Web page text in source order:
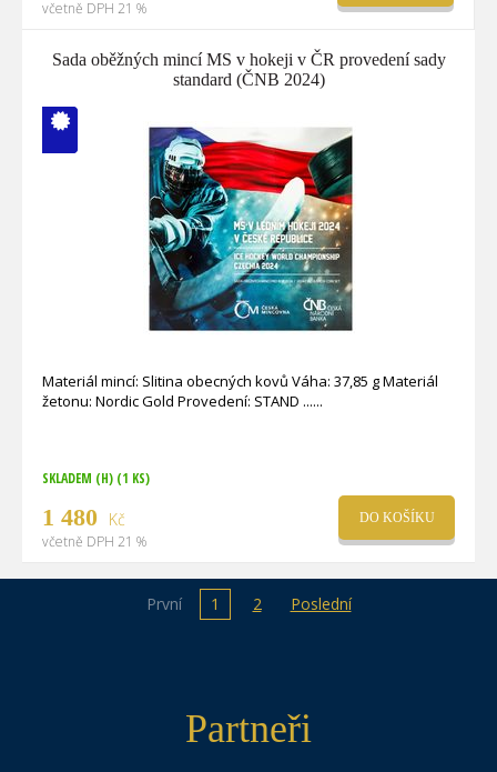
včetně DPH 21 %
Sada oběžných mincí MS v hokeji v ČR provedení sady
standard (ČNB 2024)
V ČM zcela
Materiál mincí: Slitina obecných kovů Váha: 37,85 g Materiál
žetonu: Nordic Gold Provedení: STAND ...
SKLADEM (H) (1 KS)
1 480 Kč
včetně DPH 21 %
DO KOŠÍKU
První 1 2 Poslední
Partneři